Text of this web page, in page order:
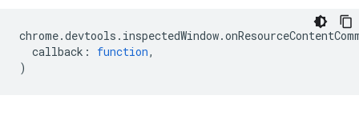
chrome.devtools . inspectedWindow.
callback : function,
)